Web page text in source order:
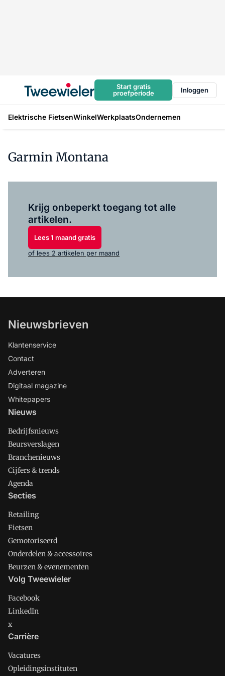
Start gratis
proefperiode
Inloggen
Elektrische FietsenWinkelWerkplaatsOndernemen
Garmin Montana
Krijg onbeperkt toegang tot alle
artikelen.
Lees 1 maand gratis
of lees 2 artikelen per maand
Nieuwsbrieven
Klantenservice
Contact
Adverteren
Digitaal magazine
Whitepapers
Nieuws
Bedrijfsnieuws
Beursverslagen
Branchenieuws
Cijfers & trends
Agenda
Secties
Retailing
Fietsen
Gemotoriseerd
Onderdelen & accessoires
Beurzen & evenementen
Volg Tweewieler
Facebook
LinkedIn
x
Carrière
Vacatures
Opleidingsinstituten